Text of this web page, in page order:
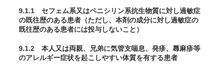
9.1.1 セフェム系又はペニシリン系抗生物質に対し過敏症
の既往歴のある患者（ただし、本剤の成分に対し過敏症の
既往歴のある患者には投与しないこと）
9.1.2 本人又は両親、兄弟に気管支喘息、発疹、蕁麻疹等
のアレルギー症状を起こしやすい体質を有する患者